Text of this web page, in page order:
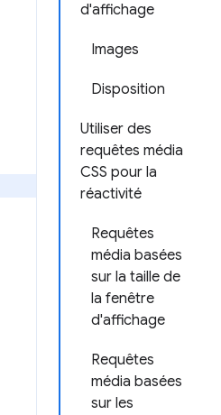
d'affichage
Images
Disposition
Utiliser des
requêtes média
CSS pour la
réactivité
Requêtes
média basées
sur la taille de
la fenêtre
d'affichage
Requêtes
média basées
sur les